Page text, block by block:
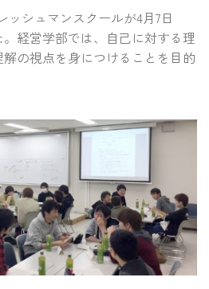
シュマンスクールが4月7日
。経営学部では、自己に対する理
の視点を身につけることを目的